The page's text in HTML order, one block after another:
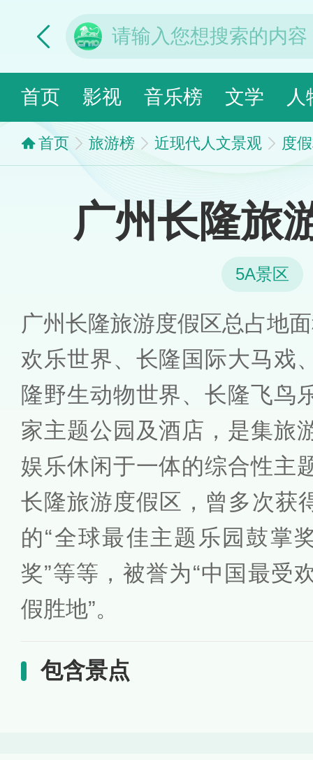
首页 影视 音乐榜 文学 人
首页 旅游榜 近现代人文景观 度
广州长隆旅
5A景区
广州长隆旅游度假区总占地
欢乐世界、长隆国际大马戏
隆野生动物世界、长隆飞鸟
家主题公园及酒店，是集旅
娱乐休闲于一体的综合性主
长隆旅游度假区，曾多次获
的“全球最佳主题乐园鼓掌
奖”等等，被誉为“中国最受
假胜地”。
包含景点